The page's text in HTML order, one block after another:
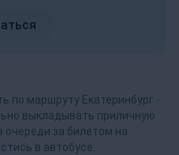
по маршруту Екатеринбург -
выкладывать приличную
очереди за билетом на
в автобусе.